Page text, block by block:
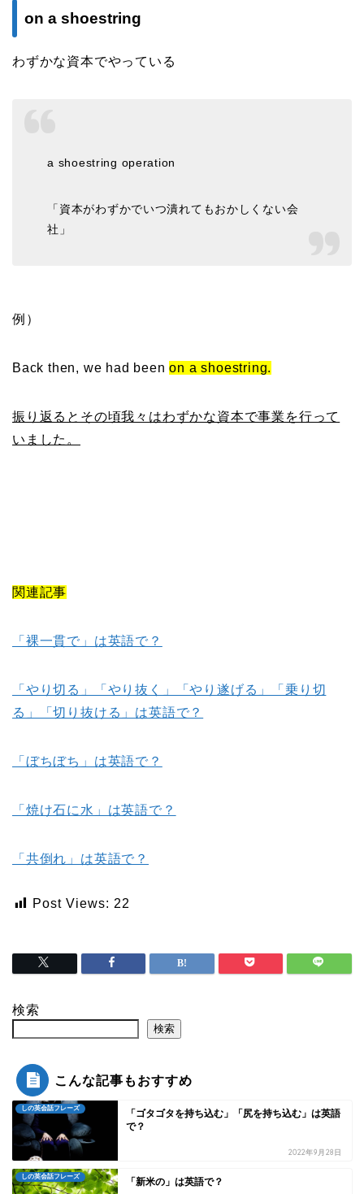
on a shoestring
わずかな資本でやっている
a shoestring operation
「資本がわずかでいつ潰れてもおかしくない会
社」
例）
Back then, we had beenon a shoestring.
振り返るとその頃我々はわずかな資本で事業を行って
いました。
関連記事
「裸一貫で」は英語で？
「やり切る」「やり抜く」「やり遂げる」「乗り切
る」「切り抜ける」は英語で？
「ぼちぼち」は英語で？
「焼け石に水」は英語で？
「共倒れ」は英語で？
Post Views: 22
検索
検索
こんな記事もおすすめ
しの英会話フレーズ
「ゴタゴタを持ち込む」「尻を持ち込む」は英語
で？
2022年9月28日
しの英会話フレーズ 「新米の」は英語で？